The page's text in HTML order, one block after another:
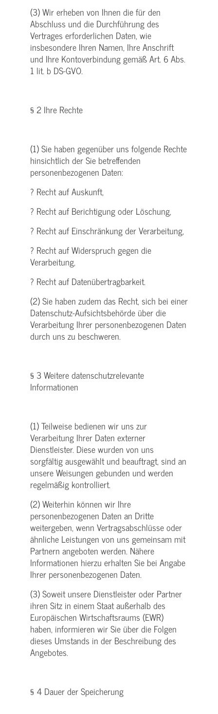
(3) Wir erheben von Ihnen die für den
Abschluss und die Durchführung des
Vertrages erforderlichen Daten, wie
insbesondere Ihren Namen, Ihre Anschrift
und Ihre Kontoverbindung gemäß Art. 6 Abs.
1 lit. b DS-GVO.
§ 2 Ihre Rechte
(1) Sie haben gegenüber uns folgende Rechte
hinsichtlich der Sie betreffenden
personenbezogenen Daten:
? Recht auf Auskunft,
? Recht auf Berichtigung oder Löschung,
? Recht auf Einschränkung der Verarbeitung,
? Recht auf Widerspruch gegen die
Verarbeitung,
? Recht auf Datenübertragbarkeit.
(2) Sie haben zudem das Recht, sich bei einer
Datenschutz-Aufsichtsbehörde über die
Verarbeitung Ihrer personenbezogenen Daten
durch uns zu beschweren.
§ 3 Weitere datenschutzrelevante
Informationen
(1) Teilweise bedienen wir uns zur
Verarbeitung Ihrer Daten externer
Dienstleister. Diese wurden von uns
sorgfältig ausgewählt und beauftragt, sind an
unsere Weisungen gebunden und werden
regelmäßig kontrolliert.
(2) Weiterhin können wir Ihre
personenbezogenen Daten an Dritte
weitergeben, wenn Vertragsabschlüsse oder
ähnliche Leistungen von uns gemeinsam mit
Partnern angeboten werden. Nähere
Informationen hierzu erhalten Sie bei Angabe
Ihrer personenbezogenen Daten.
(3) Soweit unsere Dienstleister oder Partner
ihren Sitz in einem Staat außerhalb des
Europäischen Wirtschaftsraums (EWR)
haben, informieren wir Sie über die Folgen
dieses Umstands in der Beschreibung des
Angebotes.
§ 4 Dauer der Speicherung